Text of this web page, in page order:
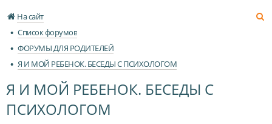
На сайт
Список форумов
ФОРУМЫ ДЛЯ РОДИТЕЛЕЙ
Я И МОЙ РЕБЕНОК. БЕСЕДЫ С ПСИХОЛОГОМ
Я И МОЙ РЕБЕНОК. БЕСЕДЫ С
ПСИХОЛОГОМ